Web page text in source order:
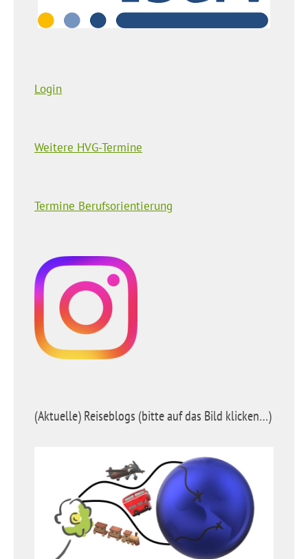
Login
Weitere HVG-Termine
Termine Berufsorientierung
(Aktuelle) Reiseblogs (bitte auf das Bild klicken…)